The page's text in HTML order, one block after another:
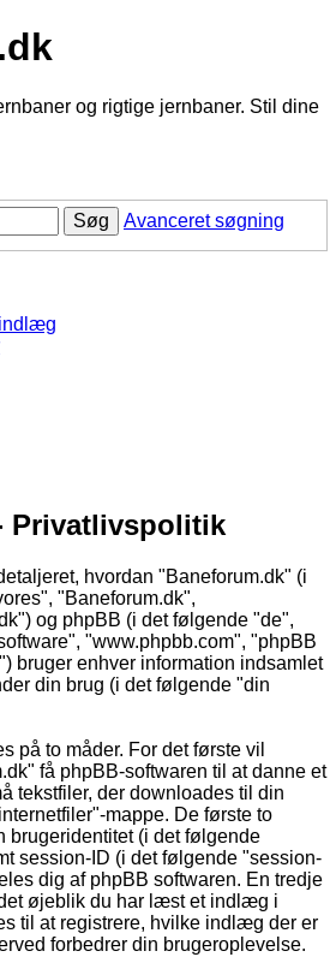
og rigtige jernbaner. Stil dine
Søg Avanceret søgning
Privatlivspolitik
hvordan "Baneforum.dk" (i
"Baneforum.dk",
og phpBB (i det følgende "de",
"www.phpbb.com", "phpBB
bruger enhver information indsamlet
din brug (i det følgende "din
på to måder. For det første vil
få phpBB-softwaren til at danne et
tekstfiler, der downloades til din
mappe. De første to
brugeridentitet (i det følgende
session-ID (i det følgende "session-
dig af phpBB softwaren. En tredje
øjeblik du har læst et indlæg i
til at registrere, hvilke indlæg der er
forbedrer din brugeroplevelse.